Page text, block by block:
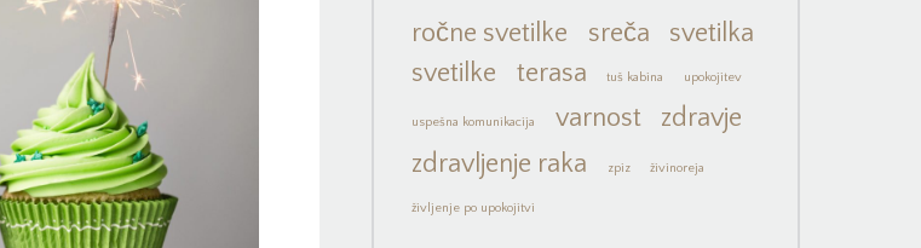
ročne svetilke sreča
svetilka
svetilke
terasa tuš kabina upokojitev
uspešna komunikacija varnost
zdravje
zdravljenje raka
zpiz živinoreja
življenje po upokojitvi